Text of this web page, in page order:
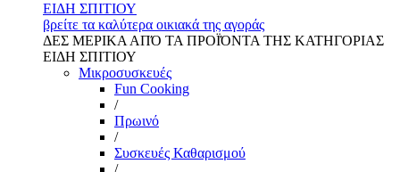
ΕΙΔΗ ΣΠΙΤΙΟΥ
βρείτε τα καλύτερα οικιακά της αγοράς
ΔΕΣ ΜΕΡΙΚΑ ΑΠΌ ΤΑ ΠΡΟΪΌΝΤΑ ΤΗΣ ΚΑΤΗΓΟΡΙΑΣ
ΕΙΔΗ ΣΠΙΤΙΟΥ
Μικροσυσκευές
Fun Cooking
/
Πρωινό
/
Συσκευές Καθαρισμού
/